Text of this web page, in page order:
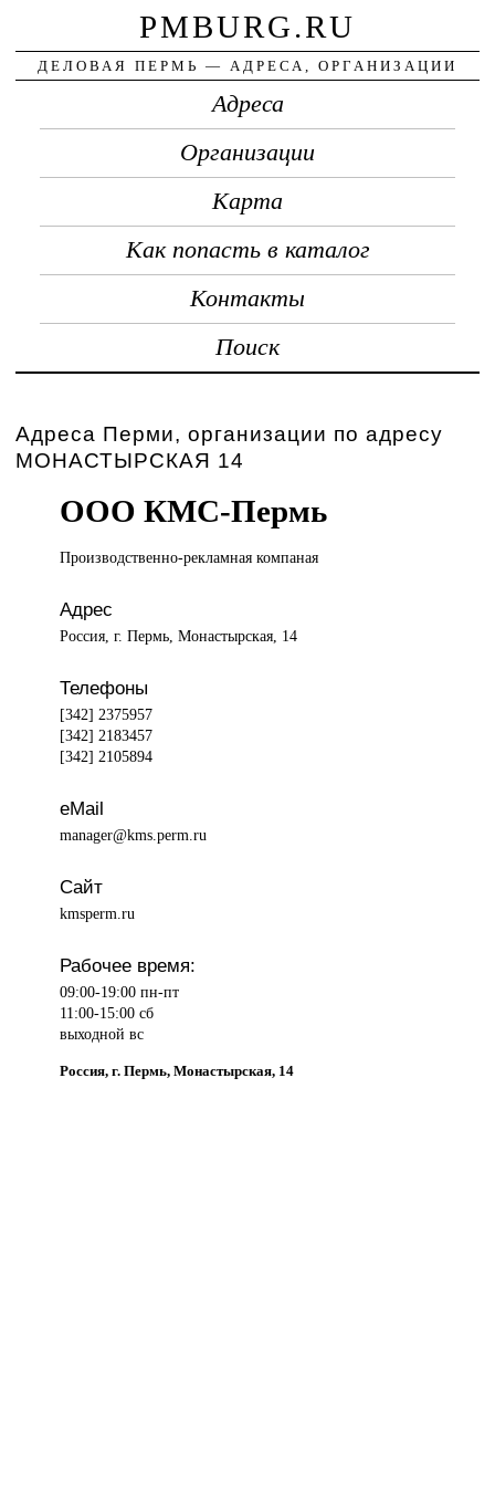
PMBURG.RU
ДЕЛОВАЯ ПЕРМЬ — АДРЕСА, ОРГАНИЗАЦИИ
Адреса
Организации
Карта
Как попасть в каталог
Контакты
Поиск
Адреса Перми, организации по адресу
МОНАСТЫРСКАЯ 14
ООО КМС-Пермь
Производственно-рекламная компаная
Адрес
Россия, г. Пермь, Монастырская, 14
Телефоны
[342] 2375957
[342] 2183457
[342] 2105894
eMail
manager@kms.perm.ru
Сайт
kmsperm.ru
Рабочее время:
09:00-19:00 пн-пт
11:00-15:00 сб
выходной вс
Россия, г. Пермь, Монастырская, 14